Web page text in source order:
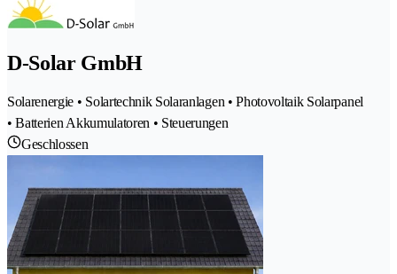
D-Solar GmbH
Solarenergie • Solartechnik Solaranlagen • Photovoltaik Solarpanel
• Batterien Akkumulatoren • Steuerungen
Geschlossen